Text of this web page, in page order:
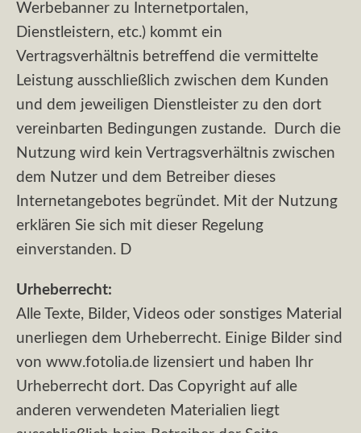
Werbebanner zu Internetportalen,
Dienstleistern, etc.) kommt ein
Vertragsverhältnis betreffend die vermittelte
Leistung ausschließlich zwischen dem Kunden
und dem jeweiligen Dienstleister zu den dort
vereinbarten Bedingungen zustande. Durch die
Nutzung wird kein Vertragsverhältnis zwischen
dem Nutzer und dem Betreiber dieses
Internetangebotes begründet. Mit der Nutzung
erklären Sie sich mit dieser Regelung
einverstanden. D
Urheberrecht:
Alle Texte, Bilder, Videos oder sonstiges Material
unerliegen dem Urheberrecht. Einige Bilder sind
von www.fotolia.de lizensiert und haben Ihr
Urheberrecht dort. Das Copyright auf alle
anderen verwendeten Materialien liegt